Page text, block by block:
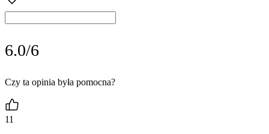
6.0/6
Czy ta opinia była pomocna?
11